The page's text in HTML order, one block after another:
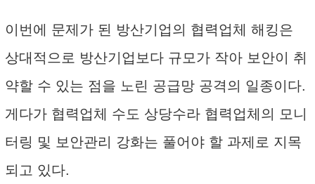
이번에 문제가 된 방산기업의 협력업체 해킹은
상대적으로 방산기업보다 규모가 작아 보안이 취
약할 수 있는 점을 노린 공급망 공격의 일종이다.
게다가 협력업체 수도 상당수라 협력업체의 모니
터링 및 보안관리 강화는 풀어야 할 과제로 지목
되고 있다.